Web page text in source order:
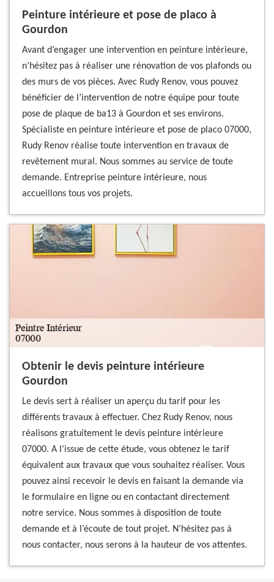
Peinture intérieure et pose de placo à
Gourdon
Avant d’engager une intervention en peinture intérieure,
n’hésitez pas à réaliser une rénovation de vos plafonds ou
des murs de vos pièces. Avec Rudy Renov, vous pouvez
bénéficier de l’intervention de notre équipe pour toute
pose de plaque de ba13 à Gourdon et ses environs.
Spécialiste en peinture intérieure et pose de placo 07000,
Rudy Renov réalise toute intervention en travaux de
revêtement mural. Nous sommes au service de toute
demande. Entreprise peinture intérieure, nous
accueillons tous vos projets.
Obtenir le devis peinture intérieure
Gourdon
Le devis sert à réaliser un aperçu du tarif pour les
différents travaux à effectuer. Chez Rudy Renov, nous
réalisons gratuitement le devis peinture intérieure
07000. A l’issue de cette étude, vous obtenez le tarif
équivalent aux travaux que vous souhaitez réaliser. Vous
pouvez ainsi recevoir le devis en faisant la demande via
le formulaire en ligne ou en contactant directement
notre service. Nous sommes à disposition de toute
demande et à l’écoute de tout projet. N’hésitez pas à
nous contacter, nous serons à la hauteur de vos attentes.